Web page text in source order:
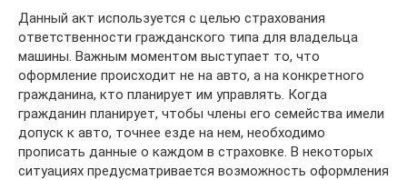
Данный акт используется с целью страхования
ответственности гражданского типа для владельца
машины. Важным моментом выступает то, что
оформление происходит не на авто, а на конкретного
гражданина, кто планирует им управлять. Когда
гражданин планирует, чтобы члены его семейства имели
допуск к авто, точнее езде на нем, необходимо
прописать данные о каждом в страховке. В некоторых
ситуациях предусматривается возможность оформления